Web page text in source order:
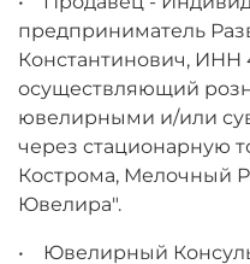
предприниматель
Константинович, ИНН
осуществляющий
ювелирными и/или
через стационарную
Кострома, Мелочный
Ювелира".
• Ювелирный